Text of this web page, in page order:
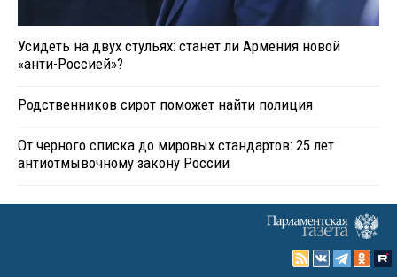
Усидеть на двух стульях: станет ли Армения новой
«анти-Россией»?
Родственников сирот поможет найти полиция
От черного списка до мировых стандартов: 25 лет
антиотмывочному закону России